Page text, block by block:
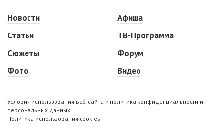
Новости
Статьи
Сюжеты
Фото
Афиша
ТВ-Программа
Форум
Видео
Условия использования веб-сайта и политика конфиденциальности и
персональных данных
Политика использования cookies